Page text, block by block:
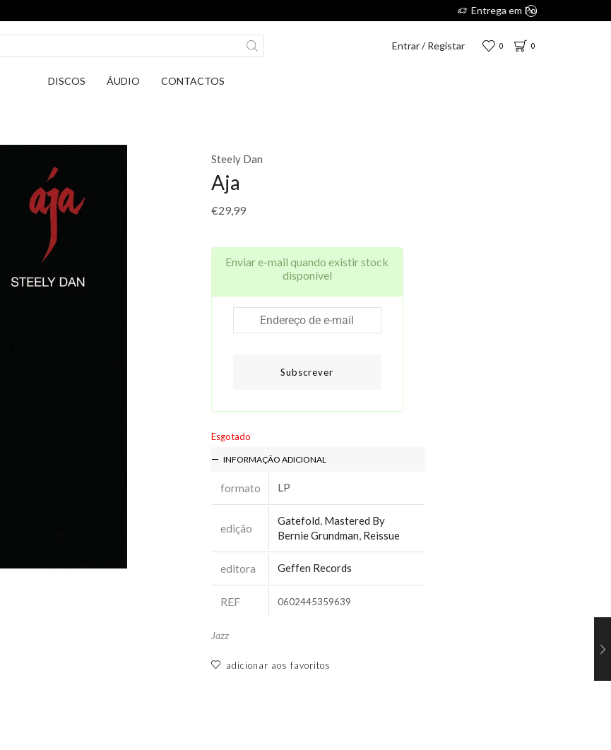
Entrar / Registar 0 0
DISCOS ÁUDIO CONTACTOS
Steely Dan
Aja
€29,99
Enviar e-mail quando existir stock
disponível
Subscrever
Esgotado
INFORMAÇÃO ADICIONAL
formato LP
edição
Gatefold, Mastered By
Bernie Grundman, Reissue
editora Geffen Records
REF 0602445359639
Jazz
adicionar aos favoritos